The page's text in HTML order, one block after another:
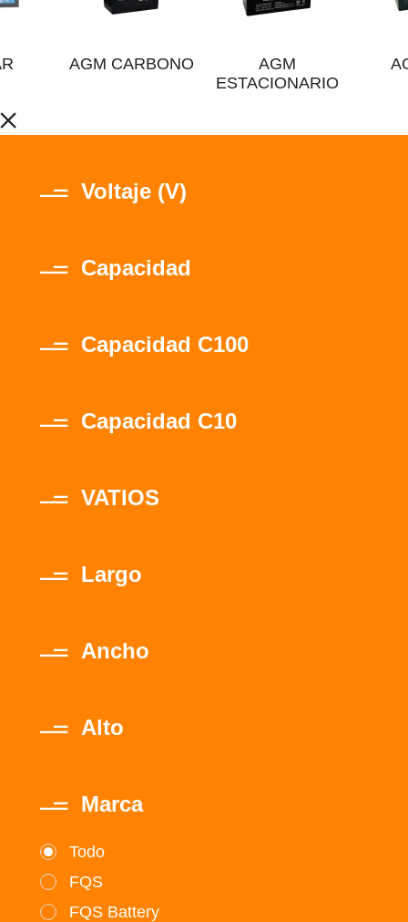
AGM CARBONO
AGM
ESTACIONARIO
Voltaje (V)
Capacidad
Capacidad C100
Capacidad C10
VATIOS
Largo
Ancho
Alto
Marca
Todo
FQS
FQS Battery